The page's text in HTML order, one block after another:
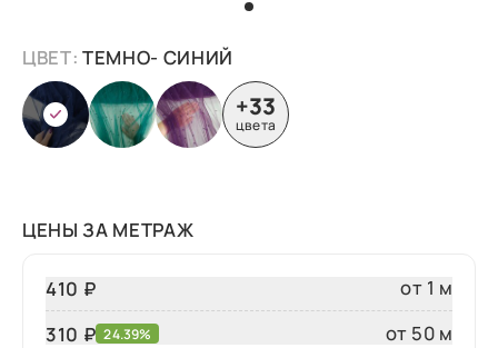
ЦВЕТ:ТЕМНО- СИНИЙ
+33
цвета
ЦЕНЫ ЗА МЕТРАЖ
410 ₽
от 1 м
310 ₽ 24.39% от 50 м